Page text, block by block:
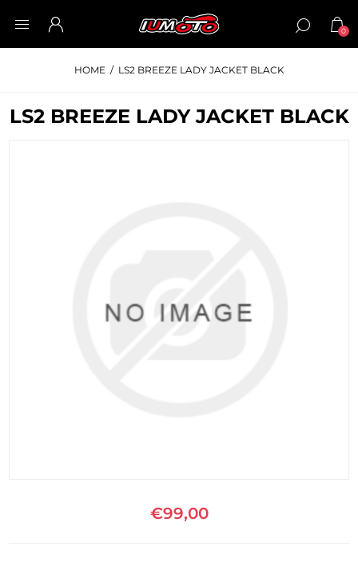
0
HOME / LS2 BREEZE LADY JACKET BLACK
LS2 BREEZE LADY JACKET BLACK
€99,00